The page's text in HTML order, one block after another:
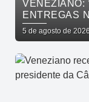
VENEZIANO:
ENTREGAS
DINHEIRO,
5 de agosto de